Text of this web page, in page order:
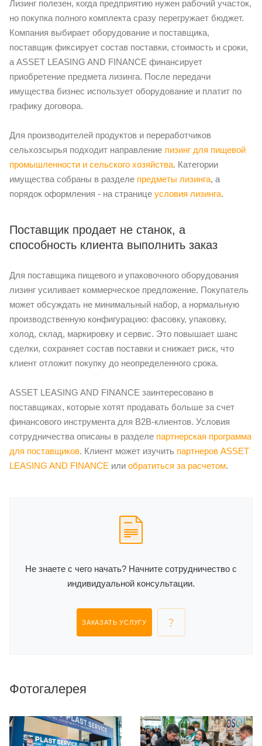
Лизинг полезен, когда предприятию нужен рабочий участок,
но покупка полного комплекта сразу перегружает бюджет.
Компания выбирает оборудование и поставщика,
поставщик фиксирует состав поставки, стоимость и сроки,
а ASSET LEASING AND FINANCE финансирует
приобретение предмета лизинга. После передачи
имущества бизнес использует оборудование и платит по
графику договора.
Для производителей продуктов и переработчиков
сельхозсырья подходит направление лизинг для пищевой
промышленности и сельского хозяйства. Категории
имущества собраны в разделе предметы лизинга, а
порядок оформления - на странице условия лизинга.
Поставщик продает не станок, а
способность клиента выполнить заказ
Для поставщика пищевого и упаковочного оборудования
лизинг усиливает коммерческое предложение. Покупатель
может обсуждать не минимальный набор, а нормальную
производственную конфигурацию: фасовку, упаковку,
холод, склад, маркировку и сервис. Это повышает шанс
сделки, сохраняет состав поставки и снижает риск, что
клиент отложит покупку до неопределенного срока.
ASSET LEASING AND FINANCE заинтересовано в
поставщиках, которые хотят продавать больше за счет
финансового инструмента для B2B-клиентов. Условия
сотрудничества описаны в разделе партнерская программа
для поставщиков. Клиент может изучить партнеров ASSET
LEASING AND FINANCE или обратиться за расчетом.
Не знаете с чего начать? Начните сотрудничество с
индивидуальной консультации.
ЗАКАЗАТЬ УСЛУГУ
Фотогалерея